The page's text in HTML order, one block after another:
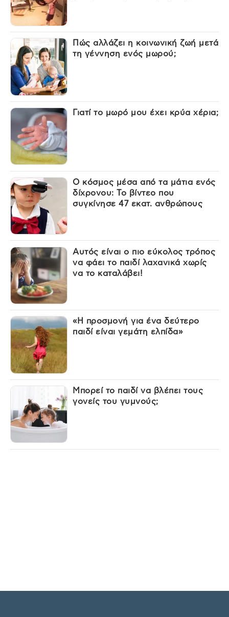
Πώς αλλάζει η κοινωνική ζωή μετά
τη γέννηση ενός μωρού;
Γιατί το μωρό μου έχει κρύα χέρια;
Ο κόσμος μέσα από τα μάτια ενός
δίχρονου: Το βίντεο που
συγκίνησε 47 εκατ. ανθρώπους
Αυτός είναι ο πιο εύκολος τρόπος
να φάει το παιδί λαχανικά χωρίς
να το καταλάβει!
«Η προσμονή για ένα δεύτερο
παιδί είναι γεμάτη ελπίδα»
Μπορεί το παιδί να βλέπει τους
γονείς του γυμνούς;